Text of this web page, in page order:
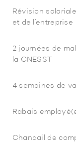
Révision
et de l’entreprise
2 journées de
la CNESST
4 semaines de
Rabais
Chandail de